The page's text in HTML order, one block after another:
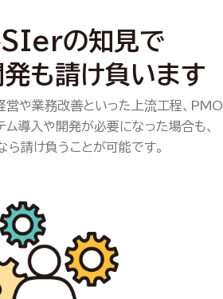
の知見で
発も請け負います
や業務改善といった上流工程、PMO
ム導入や開発が必要になった場合も、
請け負うことが可能です。